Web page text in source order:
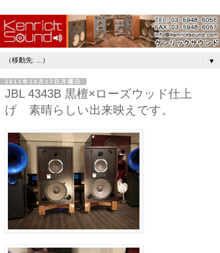
▼
2011年10月17日月曜日
JBL 4343B 黒檀×ローズウッド仕上
げ 素晴らしい出来映えです。